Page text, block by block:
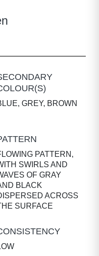
GREY, BROWN
PATTERN,
SWIRLS AND
OF GRAY
BLACK
ACROSS
SURFACE